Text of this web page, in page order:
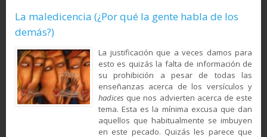
La maledicencia (¿Por qué la gente habla de los
demás?)
La justificación que a veces damos para
esto es quizás la falta de información de
su prohibición a pesar de todas las
enseñanzas acerca de los versículos y
hadices que nos advierten acerca de este
tema. Esta es la mínima excusa que dan
aquellos que habitualmente se imbuyen
en este pecado. Quizás les parece que